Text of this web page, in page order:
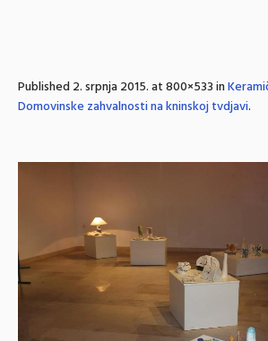
Published2. srpnja 2015.at 800×533 in
Domovinske zahvalnosti na kninskoj tvdjavi.